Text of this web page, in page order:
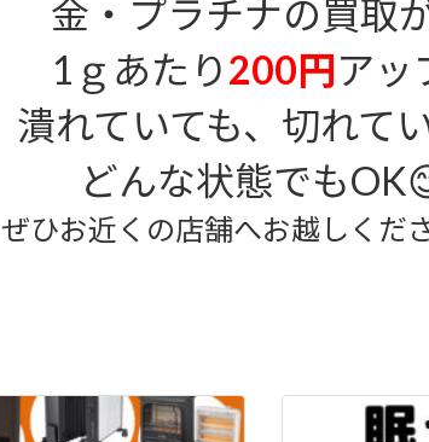
金・プラチナの買取が
1ｇあたり200円アッ
潰れていても、切れて
どんな状態でも
ぜひお近くの店舗へお越しくだ